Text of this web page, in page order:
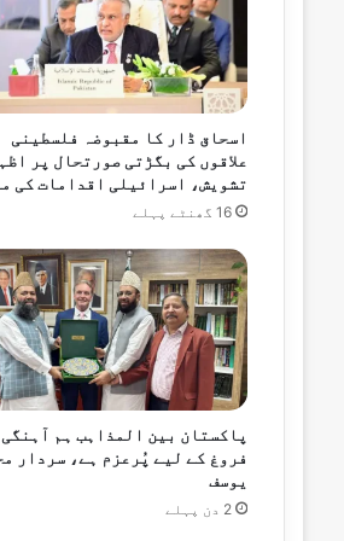
16 گھنٹے پہلے
ملک کے بیشتر علاقوں
16 گھنٹے پہلے
حکومت نے پیٹرولیم
پاکستان اور جاپان
16 گھنٹے پہلے
اسحاق ڈار کا مقبوضہ فلسطینی
علاقوں کی بگڑتی صورتحال پر
تشویش، اسرائیلی اقدامات کی
16 گھنٹے پہلے
پاکستان بین المذاہب ہم
فروغ کے لیے پُرعزم ہے، سردار
یوسف
2 دن پہلے